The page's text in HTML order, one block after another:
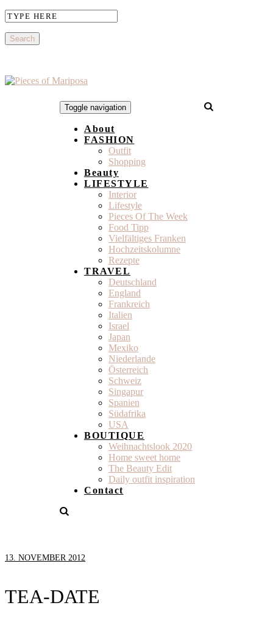
Toggle navigation
About
FASHION
Outfit
Shopping
Beauty
LIFESTYLE
Interior
Lifestyle
Pieces Of The Week
Food Tipp
Vielfältiges Franken
Hochzeitskolumne
Rezepte
TRAVEL
Deutschland
England
Frankreich
Italien
Israel
Japan
Mexiko
Niederlande
Österreich
Schweiz
Singapur
Spanien
Südafrika
USA
BOUTIQUE
Weihnachtslook 2020
Home sweet home
The Beauty Edit
Daily outfit inspiration
Contact
13. NOVEMBER 2012
TEA-DATE